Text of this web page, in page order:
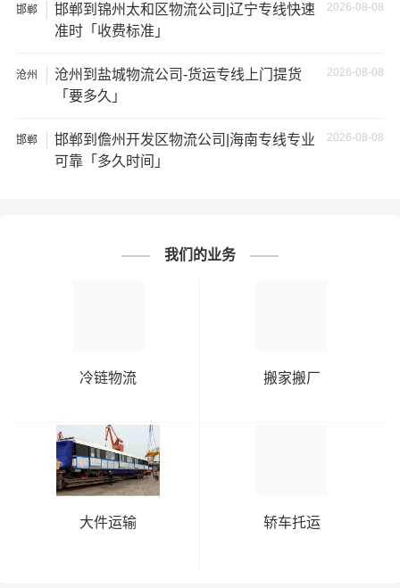
★ 由于货运运输比较特殊，请您托运之前仔细清点您所托
运的所有物品；如果您的货物需要临时存放，请尽早最快
通知公司客服以便安排仓库存放。
您对我们的服务提出意见或建议，我们会认真对待并及时
把处理意见汇报于您，非常感谢您对我们的支持，我们将
# 邯郸专线
邯郸 2026-08-08
邯郸到锦州太和区物流公司|辽宁专线快速
准时「收费标准」
沧州 2026-08-08
沧州到盐城物流公司-货运专线上门提货
「要多久」
邯郸 2026-08-08
邯郸到儋州开发区物流公司|海南专线专业
可靠「多久时间」
我们的业务
冷链物流 搬家搬厂
大件运输 轿车托运